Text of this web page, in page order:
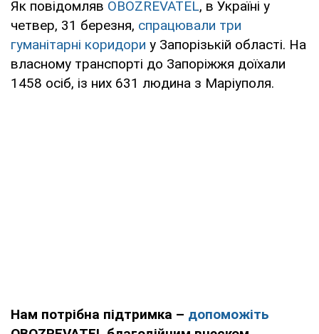
Як повідомляв OBOZREVATEL, в Україні у
четвер, 31 березня, спрацювали три
гуманітарні коридори у Запорізькій області. На
власному транспорті до Запоріжжя доїхали
1458 осіб, із них 631 людина з Маріуполя.
Нам потрібна підтримка – допоможіть